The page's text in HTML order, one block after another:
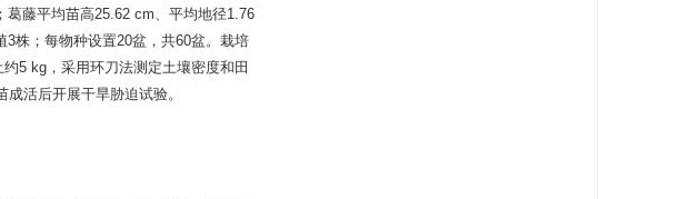
藤平均苗高25.62 cm、平均地径1.76
株；每物种设置20盆，共60盆。栽培
5 kg，采用环刀法测定土壤密度和田
活后开展干旱胁迫试验。